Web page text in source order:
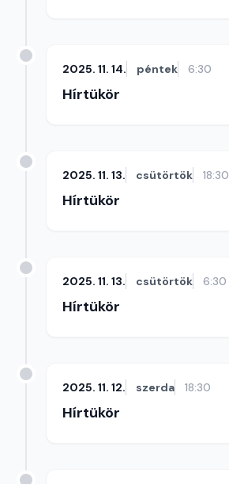
2025. 11. 14. péntek 6:30
Hírtükör
2025. 11. 13. csütörtök 18:30
Hírtükör
2025. 11. 13. csütörtök 6:30
Hírtükör
2025. 11. 12. szerda 18:30
Hírtükör